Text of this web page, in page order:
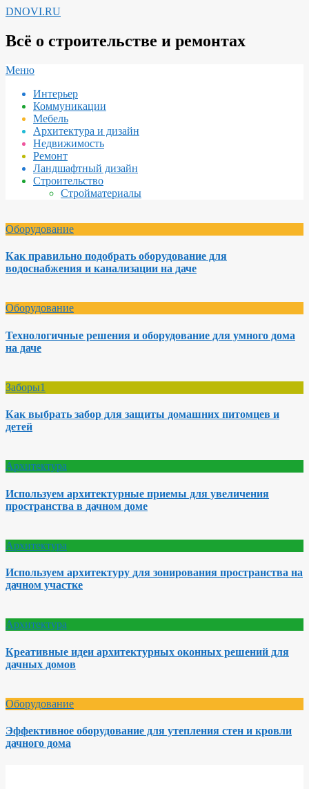
Перейти
содержимому
DNOVI.RU
Всё о строительстве и ремонтах
Вторичное
навигации
Меню
Интерьер
Коммуникации
Мебель
Архитектура и дизайн
Недвижимость
Ремонт
Ландшафтный дизайн
Строительство
Стройматериалы
Оборудование
Как правильно подобрать оборудование для
водоснабжения и канализации на даче
Оборудование
Технологичные решения и оборудование для умного дома
на даче
Заборы1
Как выбрать забор для защиты домашних питомцев и
детей
Архитектура
Используем архитектурные приемы для увеличения
пространства в дачном доме
Архитектура
Используем архитектуру для зонирования пространства на
дачном участке
Архитектура
Креативные идеи архитектурных оконных решений для
дачных домов
Оборудование
Эффективное оборудование для утепления стен и кровли
дачного дома